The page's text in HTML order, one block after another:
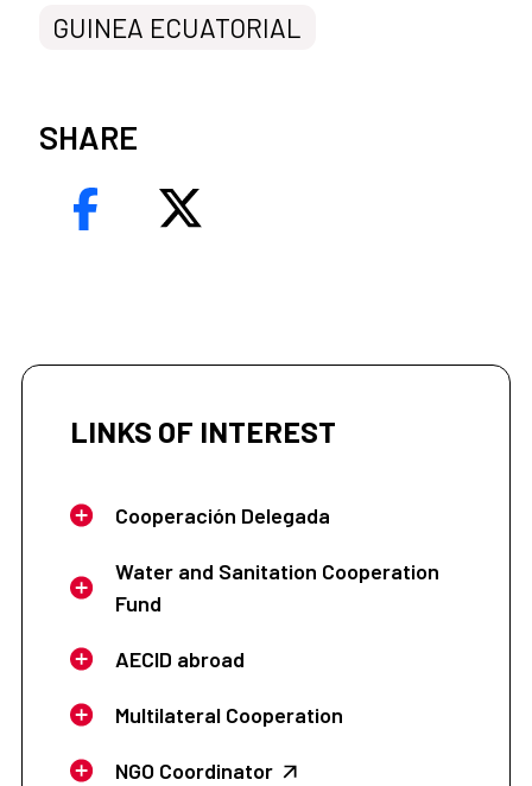
GUINEA ECUATORIAL
SHARE
LINKS OF INTEREST
Cooperación Delegada
Water and Sanitation Cooperation
Fund
AECID abroad
Multilateral Cooperation
NGO Coordinator